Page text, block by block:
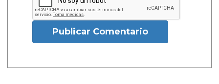
Publicar Comentario